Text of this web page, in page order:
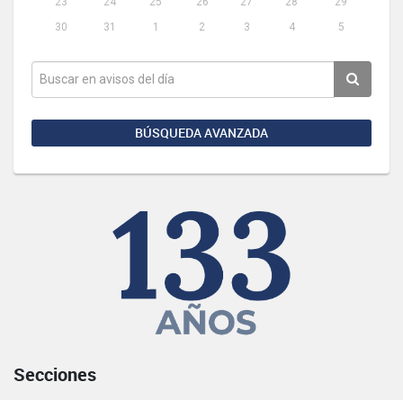
30
31 1 2 3 4 5
BÚSQUEDA AVANZADA
Secciones